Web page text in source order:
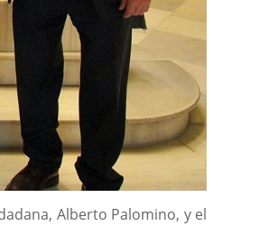
Alberto Palomino, y el